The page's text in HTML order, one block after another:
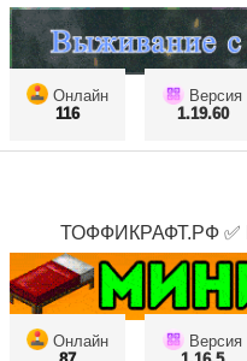
Онлайн
116
Версия
1.19.60
ТОФФИКРАФТ.РФ
Онлайн
Версия